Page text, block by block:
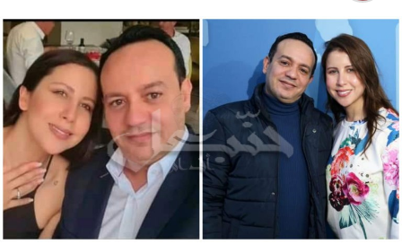
00:00
00:41
متابعة
قسم الاخبـار